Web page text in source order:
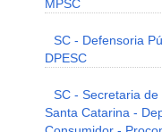
MPSC
SC - Defensoria
DPESC
SC - Secretaria
Santa Catarina -